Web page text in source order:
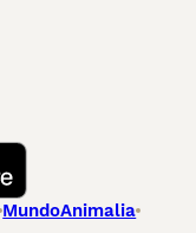
MundoAnimalia